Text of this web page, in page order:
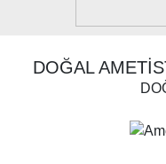
DOĞAL